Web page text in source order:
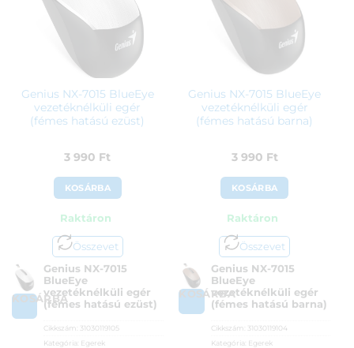
890 Ft.
Genius NX-7015 BlueEye
vezetéknélküli egér
(fémes hatású ezüst)
3 990 Ft
KOSÁRBA
Raktáron
Összevet
KOSÁRBA
Genius NX-7015
BlueEye
vezetéknélküli egér
(fémes hatású ezüst)
Cikkszám:
31030119105
Kategória: Egerek
Genius NX-7015 BlueEye
vezetéknélküli egér
(fémes hatású barna)
3 990 Ft
KOSÁRBA
Raktáron
Összevet
KOSÁRBA
Genius NX-7015
BlueEye
vezetéknélküli egér
(fémes hatású barna)
Cikkszám:
31030119104
Kategória: Egerek